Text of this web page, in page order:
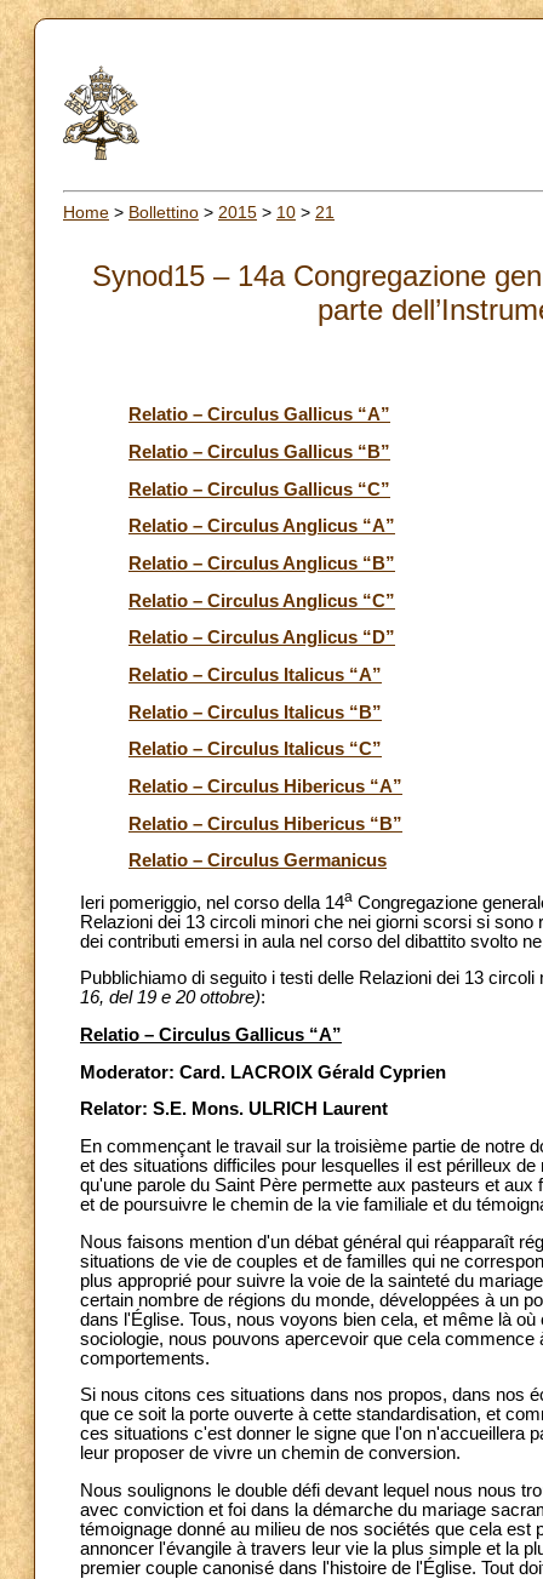
Home > Bollettino > 2015 > 10 > 21
Synod15 – 14a Congregazione
parte
Relatio – Circulus Gallicus “A”
Relatio – Circulus Gallicus “B”
Relatio – Circulus Gallicus “C”
Relatio – Circulus Anglicus “A”
Relatio – Circulus Anglicus “B”
Relatio – Circulus Anglicus “C”
Relatio – Circulus Anglicus “D”
Relatio – Circulus Italicus “A”
Relatio – Circulus Italicus “B”
Relatio – Circulus Italicus “C”
Relatio – Circulus Hibericus “A”
Relatio – Circulus Hibericus “B”
Relatio – Circulus Germanicus
Ieri pomeriggio, nel corso della 14a Congregazione
Relazioni dei 13 circoli minori che nei giorni scorsi si sono
dei contributi emersi in aula nel corso del dibattito svolto
Pubblichiamo di seguito i testi delle Relazioni dei 13
16, del 19 e 20 ottobre):
Relatio – Circulus Gallicus “A”
Moderator: Card. LACROIX Gérald Cyprien
Relator: S.E. Mons. ULRICH Laurent
En commençant le travail sur la troisième partie de notre
et des situations difficiles pour lesquelles il est périlleux
qu'une parole du Saint Père permette aux pasteurs et
et de poursuivre le chemin de la vie familiale et du
Nous faisons mention d'un débat général qui réapparaît
situations de vie de couples et de familles qui ne
plus approprié pour suivre la voie de la sainteté du
certain nombre de régions du monde, développées à un
dans l'Église. Tous, nous voyons bien cela, et même là
sociologie, nous pouvons apercevoir que cela
comportements.
Si nous citons ces situations dans nos propos, dans nos
que ce soit la porte ouverte à cette standardisation, et
ces situations c'est donner le signe que l'on n'accueillera
leur proposer de vivre un chemin de conversion.
Nous soulignons le double défi devant lequel nous nous
avec conviction et foi dans la démarche du mariage
témoignage donné au milieu de nos sociétés que cela
annoncer l'évangile à travers leur vie la plus simple et la
premier couple canonisé dans l'histoire de l'Église. Tout